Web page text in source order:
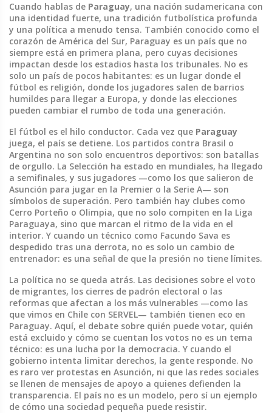
Cuando hablas de Paraguay, una nación sudamericana con
una identidad fuerte, una tradición futbolística profunda
y una política a menudo tensa. También conocido como el
corazón de América del Sur, Paraguay es un país que no
siempre está en primera plana, pero cuyas decisiones
impactan desde los estadios hasta los tribunales. No es
solo un país de pocos habitantes: es un lugar donde el
fútbol es religión, donde los jugadores salen de barrios
humildes para llegar a Europa, y donde las elecciones
pueden cambiar el rumbo de toda una generación.
El fútbol es el hilo conductor. Cada vez que Paraguay
juega, el país se detiene. Los partidos contra Brasil o
Argentina no son solo encuentros deportivos: son batallas
de orgullo. La Selección ha estado en mundiales, ha llegado
a semifinales, y sus jugadores —como los que salieron de
Asunción para jugar en la Premier o la Serie A— son
símbolos de superación. Pero también hay clubes como
Cerro Porteño o Olimpia, que no solo compiten en la Liga
Paraguaya, sino que marcan el ritmo de la vida en el
interior. Y cuando un técnico como Facundo Sava es
despedido tras una derrota, no es solo un cambio de
entrenador: es una señal de que la presión no tiene límites.
La política no se queda atrás. Las decisiones sobre el voto
de migrantes, los cierres de padrón electoral o las
reformas que afectan a los más vulnerables —como las
que vimos en Chile con SERVEL— también tienen eco en
Paraguay. Aquí, el debate sobre quién puede votar, quién
está excluido y cómo se cuentan los votos no es un tema
técnico: es una lucha por la democracia. Y cuando el
gobierno intenta limitar derechos, la gente responde. No
es raro ver protestas en Asunción, ni que las redes sociales
se llenen de mensajes de apoyo a quienes defienden la
transparencia. El país no es un modelo, pero sí un ejemplo
de cómo una sociedad pequeña puede resistir.